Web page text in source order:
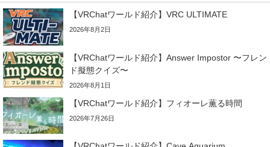
【VRChatワールド紹介】VRC ULTIMATE
2026年8月2日
【VRChatワールド紹介】Answer Impostor 〜フレン
ド擬態クイズ〜
2026年8月1日
【VRChatワールド紹介】フィオーレ薫る時間
2026年7月26日